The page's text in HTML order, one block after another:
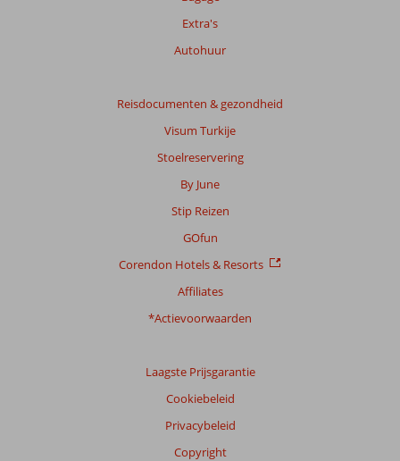
Extra's
Autohuur
Reisdocumenten & gezondheid
Visum Turkije
Stoelreservering
By June
Stip Reizen
GOfun
Corendon Hotels & Resorts
Affiliates
*Actievoorwaarden
Laagste Prijsgarantie
Cookiebeleid
Privacybeleid
Copyright